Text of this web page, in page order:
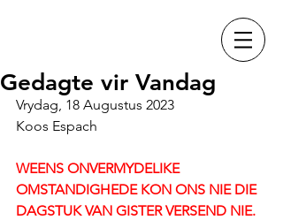
Gedagte vir Vandag
Vrydag, 18 Augustus 2023
Koos Espach
WEENS ONVERMYDELIKE
OMSTANDIGHEDE KON ONS NIE DIE
DAGSTUK VAN GISTER VERSEND NIE.